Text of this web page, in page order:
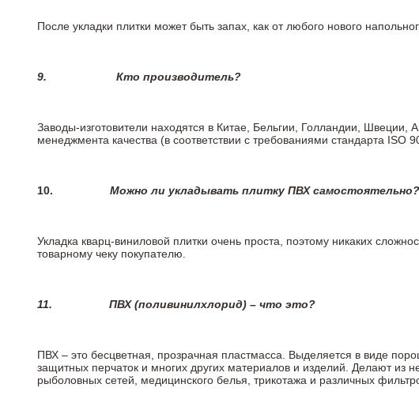
После укладки плитки может быть запах, как от любого нового
9. Кто производитель?
Заводы-изготовители находятся в Китае, Бельгии, Голландии,
менеджмента качества (в соответствии с требованиями стандарта ISO
10. Можно ли укладывать плитку ПВХ самостоятельно?
Укладка кварц-виниловой плитки очень проста, поэтому никаких
товарному чеку покупателю.
11. ПВХ (поливинилхлорид) – что это?
ПВХ – это бесцветная, прозрачная пластмасса. Выделяется в виде
защитных перчаток и многих других материалов и изделий. Делают из
рыболовных сетей, медицинского белья, трикотажа и различных